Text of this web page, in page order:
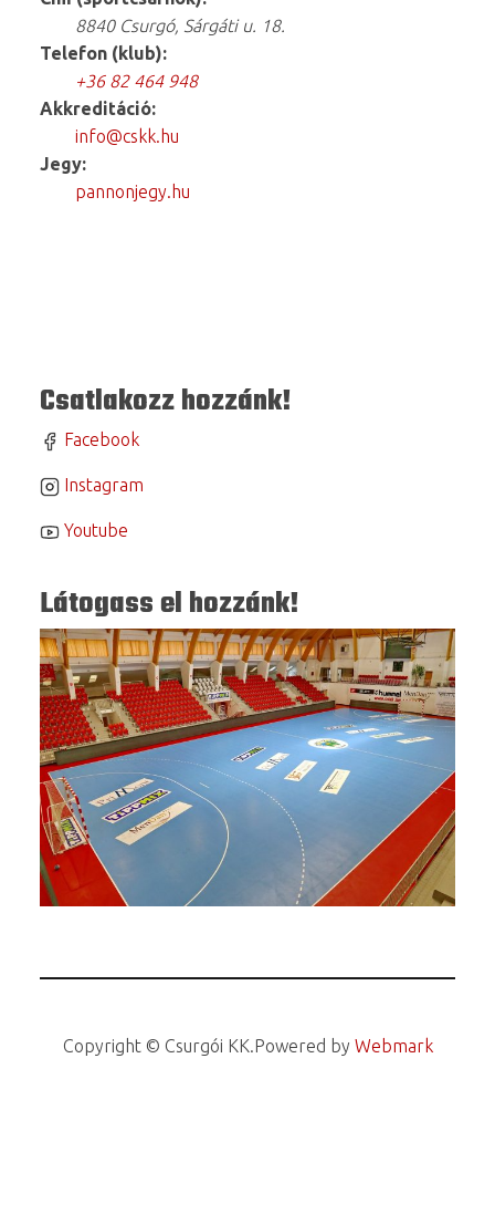
8840 Csurgó, Sárgáti u. 18.
Telefon (klub):
+36 82 464 948
Akkreditáció:
info@cskk.hu
Jegy:
pannonjegy.hu
Csatlakozz hozzánk!
Facebook
Instagram
Youtube
Látogass el hozzánk!
Copyright © Csurgói KK.Powered by Webmark